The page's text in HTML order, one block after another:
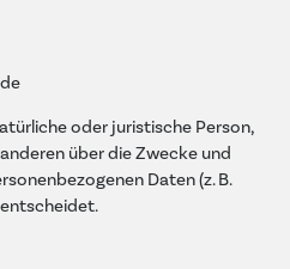
oder juristische Person,
über die Zwecke und
Daten (z. B.
entscheidet.